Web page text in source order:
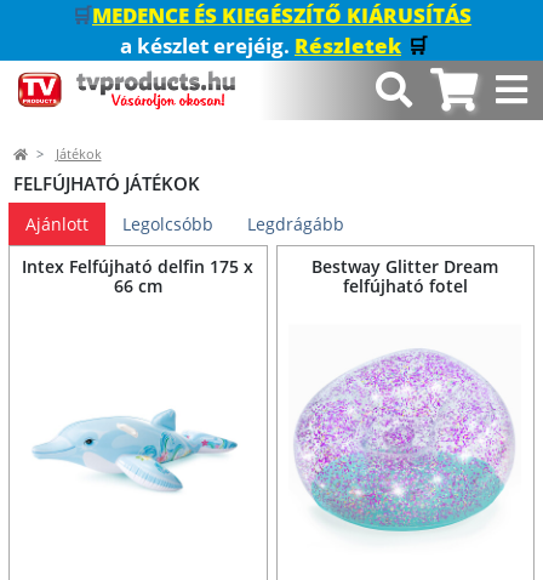
🛒MEDENCE ÉS KIEGÉSZÍTŐ KIÁRUSÍTÁS
a készlet erejéig. Részletek 🛒
Játékok
FELFÚJHATÓ JÁTÉKOK
Ajánlott Legolcsóbb
Legdrágább
Intex Felfújható delfin 175 x
66 cm
Bestway Glitter Dream
felfújható fotel